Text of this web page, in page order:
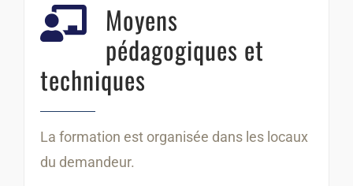
Moyens
pédagogiques et
techniques
La formation est organisée dans les locaux
du demandeur.